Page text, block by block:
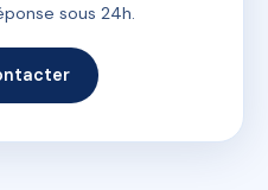
sous 24h.